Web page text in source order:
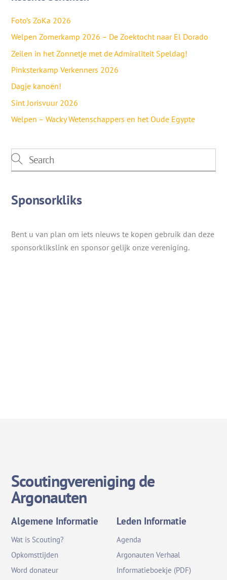
Foto’s ZoKa 2026
Welpen Zomerkamp 2026 – De Zoektocht naar El Dorado
Zeilen in het Zonnetje met de Admiraliteit Speldag!
Pinksterkamp Verkenners 2026
Dagje kanoën!
Sint Jorisvuur 2026
Welpen – Wacky Wetenschappers en het Oude Egypte
Sponsorkliks
Bent u van plan om iets nieuws te kopen gebruik dan deze
sponsorklikslink en sponsor gelijk onze vereniging.
Scoutingvereniging de
Argonauten
Algemene Informatie
Wat is Scouting?
Opkomsttijden
Word donateur
Leden Informatie
Agenda
Argonauten Verhaal
Informatieboekje (PDF)